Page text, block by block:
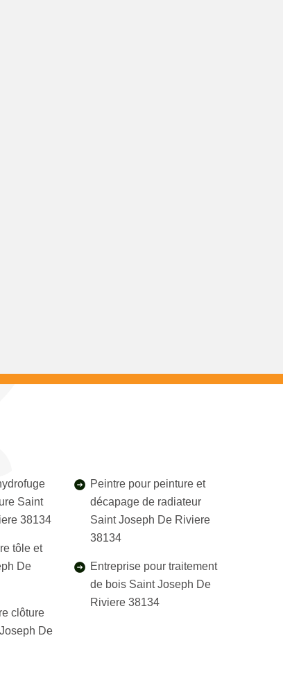
Saint
38134
tôle et
De
clôture
De
Peintre pour peinture et
décapage de radiateur
Saint Joseph De Riviere
38134
Entreprise pour traitement
de bois Saint Joseph De
Riviere 38134